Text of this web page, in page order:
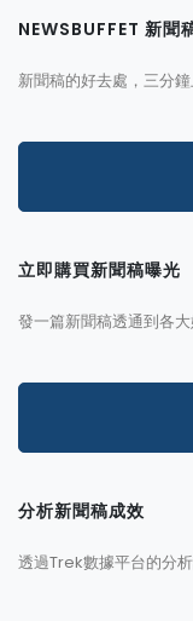
NEWSBUFFET 新聞
新聞稿的好去處，三分
立即購買新聞稿曝光
發一篇新聞稿透通到各
分析新聞稿成效
透過Trek數據平台的分